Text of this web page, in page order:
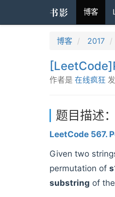
书影 博客
博客 2017
作者是 在线疯狂
题目描述：
LeetCode 567.
Given two
permutation of
substring of